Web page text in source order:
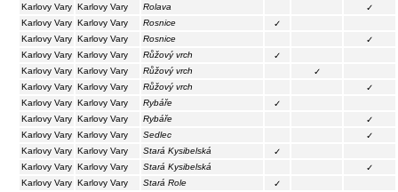
Karlovy Vary Karlovy Vary Rolava
✓
Karlovy Vary Karlovy Vary Rosnice
✓
Karlovy Vary Karlovy Vary Rosnice
✓
Karlovy Vary Karlovy Vary Růžový vrch
✓
Karlovy Vary Karlovy Vary Růžový vrch
✓
Karlovy Vary Karlovy Vary Růžový vrch
✓
Karlovy Vary Karlovy Vary Rybáře
✓
Karlovy Vary Karlovy Vary Rybáře
✓
Karlovy Vary Karlovy Vary Sedlec
✓
Karlovy Vary Karlovy Vary Stará Kysibelská
✓
Karlovy Vary Karlovy Vary Stará Kysibelská
✓
Karlovy Vary Karlovy Vary Stará Role
✓